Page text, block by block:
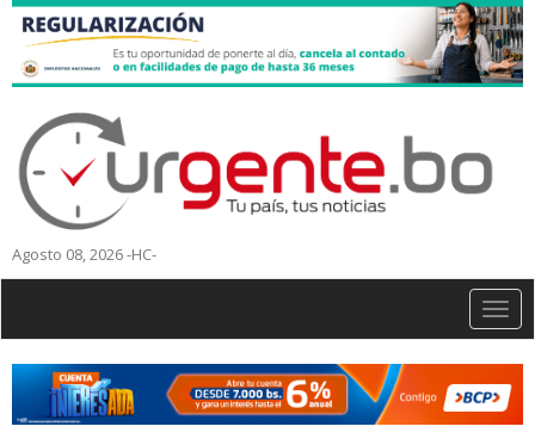
Agosto 08, 2026 -HC-